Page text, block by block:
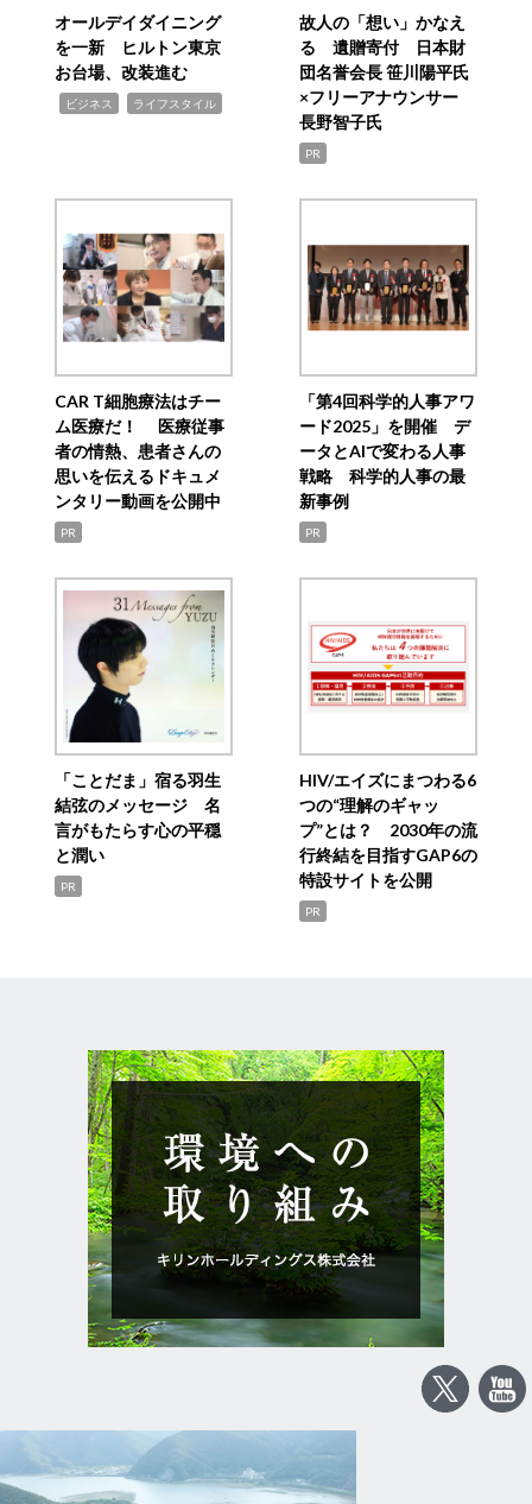
オールデイダイニング
を一新 ヒルトン東京
お台場、改装進む
ビジネス ライフスタイル
故人の「想い」かなえ
る 遺贈寄付 日本財
団名誉会長 笹川陽平氏
×フリーアナウンサー
長野智子氏
PR
CAR T細胞療法はチー
ム医療だ！ 医療従事
者の情熱、患者さんの
思いを伝えるドキュメ
ンタリー動画を公開中
PR
「第4回科学的人事アワ
ード2025」を開催 デ
ータとAIで変わる人事
戦略 科学的人事の最
新事例
PR
「ことだま」宿る羽生
結弦のメッセージ 名
言がもたらす心の平穏
と潤い
PR
HIV/エイズにまつわる6
つの“理解のギャッ
プ”とは？ 2030年の流
行終結を目指すGAP6の
特設サイトを公開
PR